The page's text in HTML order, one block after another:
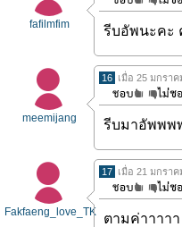
fafilmfim รีบอัพนะคะ
meemijang
16 เมื่อ 25 มกราค
รีบมาอัพพ
Fakfaeng_love_TK
17 เมื่อ 21 มกราค
ตามค่าาาา